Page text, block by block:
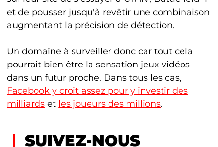
et de pousser jusqu'à revêtir une combinaison
augmentant la précision de détection.
Un domaine à surveiller donc car tout cela
pourrait bien être la sensation jeux vidéos
dans un futur proche. Dans tous les cas,
Facebook y croit assez pour y investir des
milliards et les joueurs des millions.
SUIVEZ-NOUS